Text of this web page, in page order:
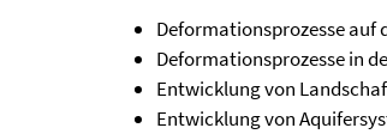
Deformationsprozesse auf
Deformationsprozesse in
Entwicklung von
Entwicklung von